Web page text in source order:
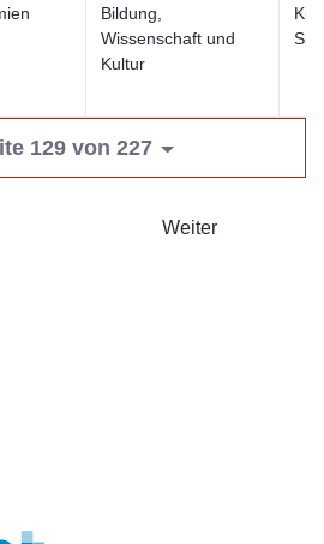
Bildung,
Wissenschaft und
Kultur
129 von 227
Weiter